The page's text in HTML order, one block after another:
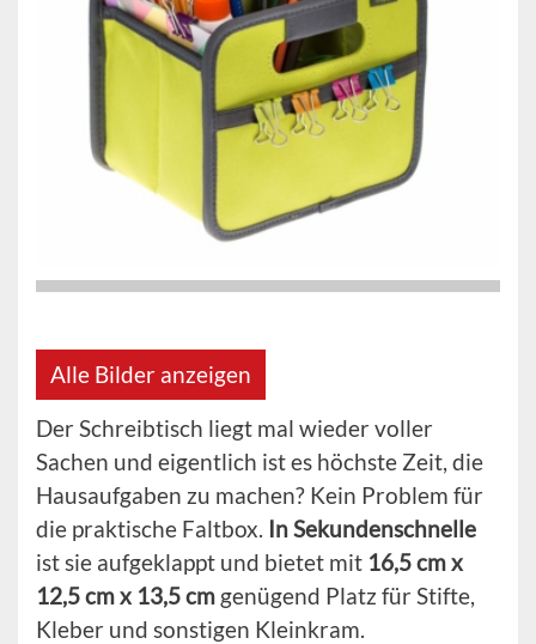
Alle Bilder anzeigen
Der Schreibtisch liegt mal wieder voller
Sachen und eigentlich ist es höchste Zeit, die
Hausaufgaben zu machen? Kein Problem für
die praktische Faltbox. In Sekundenschnelle
ist sie aufgeklappt und bietet mit 16,5 cm x
12,5 cm x 13,5 cm genügend Platz für Stifte,
Kleber und sonstigen Kleinkram.